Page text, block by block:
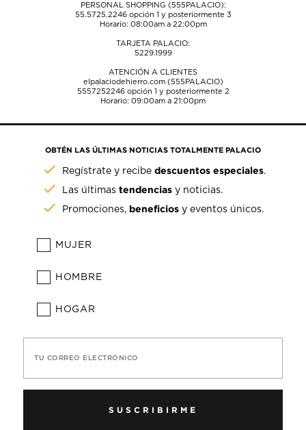
PERSONAL SHOPPING (555PALACIO):
55.5725.2246opción 1 y posteriormente 3
Horario: 08:00am a 22:00pm
TARJETA PALACIO:
5229.1999
ATENCIÓN A CLIENTES
elpalaciodehierro.com (555PALACIO)
5557252246opción 1 y posteriormente 2
Horario: 09:00am a 21:00pm
OBTÉN LAS ÚLTIMAS NOTICIAS TOTALMENTE PALACIO
Regístrate y recibedescuentos especiales.
Las últimastendencias y noticias.
Promociones, beneficios y eventos únicos.
MUJER
HOMBRE
HOGAR
TU CORREO ELECTRÓNICO
SUSCRIBIRME